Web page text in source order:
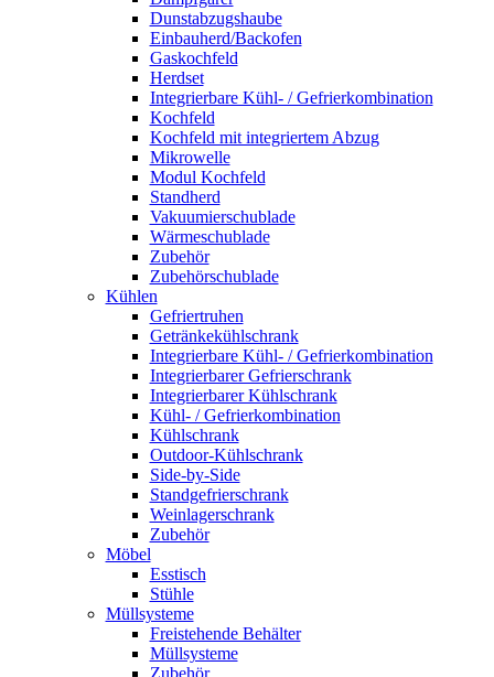
Dunstabzugshaube
Einbauherd/Backofen
Gaskochfeld
Herdset
Integrierbare Kühl- / Gefrierkombination
Kochfeld
Kochfeld mit integriertem Abzug
Mikrowelle
Modul Kochfeld
Standherd
Vakuumierschublade
Wärmeschublade
Zubehör
Zubehörschublade
Kühlen
Gefriertruhen
Getränkekühlschrank
Integrierbare Kühl- / Gefrierkombination
Integrierbarer Gefrierschrank
Integrierbarer Kühlschrank
Kühl- / Gefrierkombination
Kühlschrank
Outdoor-Kühlschrank
Side-by-Side
Standgefrierschrank
Weinlagerschrank
Zubehör
Möbel
Esstisch
Stühle
Müllsysteme
Freistehende Behälter
Müllsysteme
Zubehör